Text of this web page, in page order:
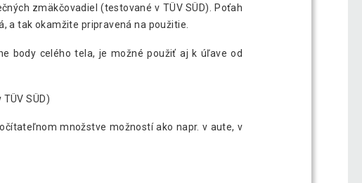
zmäkčovadiel (testované v TÜV SÜD). Poťah
a tak okamžite pripravená na použitie.
body celého tela, je možné použiť aj k úľave od
SÜD)
množstve možností ako napr. v aute, v